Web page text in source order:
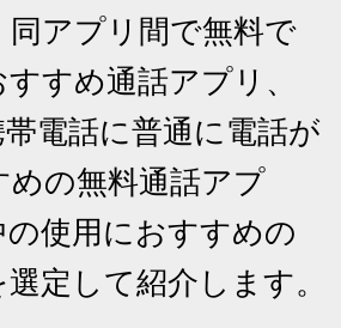
アプリ間で無料で
すめ通話アプリ、
電話に普通に電話が
の無料通話アプ
の使用におすすめの
定して紹介します。